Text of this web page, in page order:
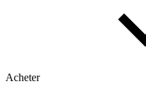
Acheter